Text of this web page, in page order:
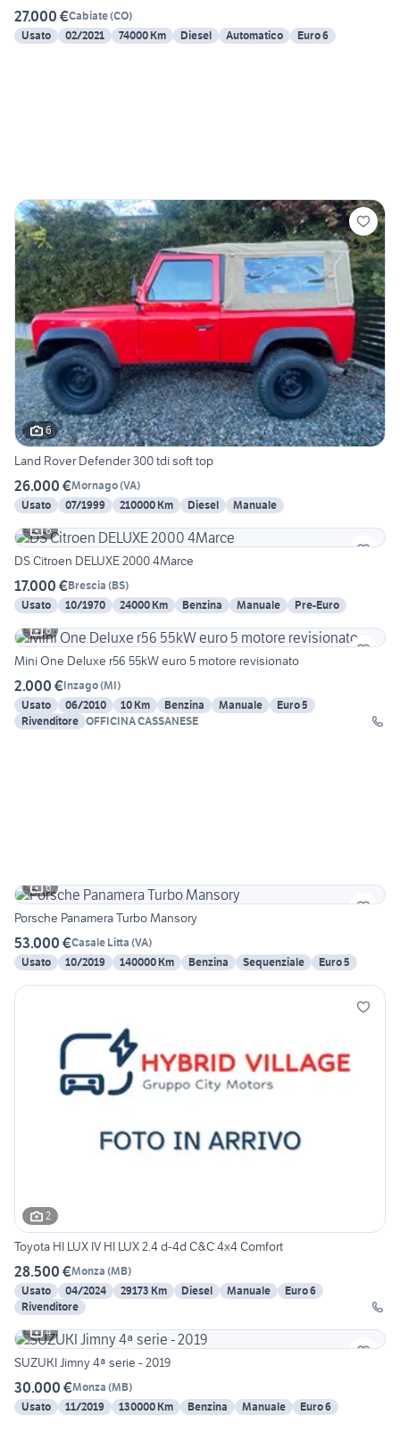
27.000 €Cabiate(CO)
Usato
02/2021 74000 Km Diesel Automatico Euro 6
6
Land Rover Defender 300 tdi soft top
26.000 €Mornago(VA)
Usato
07/1999 210000 Km Diesel
Manuale
6
DS Citroen DELUXE 2000 4Marce
17.000 €Brescia (BS)
Usato
10/1970 24000 Km Benzina Manuale
Pre-Euro
6
Mini One Deluxe r56 55kW euro 5 motore revisionato
2.000 €Inzago(MI)
Usato
06/2010 10 Km Benzina Manuale
Euro 5
Rivenditore OFFICINA CASSANESE
6
Porsche Panamera Turbo Mansory
53.000 €Casale Litta (VA)
Usato
10/2019 140000 Km Benzina Sequenziale Euro 5
2
Toyota HI LUX IV HI LUX 2.4 d-4d C&C 4x4 Comfort
28.500 €Monza (MB)
Usato
04/2024 29173 Km Diesel Manuale
Euro 6
Rivenditore
4
SUZUKI Jimny 4ª serie - 2019
30.000 €Monza (MB)
Usato
11/2019 130000 Km Benzina Manuale Euro 6